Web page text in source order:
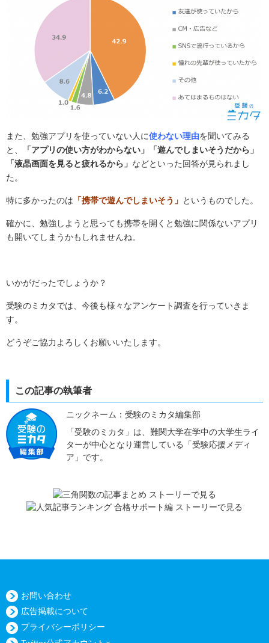
また、勉強アプリを使っていない人に使わない理由を聞いてみる
と、
「アプリの使い方がわからない」「遊んでしまいそうだから」
「液晶画面を見ると疲れるから」 などといった回答が見られまし
た。
特に多かったのは 「携帯で遊んでしまいそう」 というものでした。
確かに、勉強しようと思っても携帯を開くと勉強に関係ないアプリ
も開いてしまうかもしれませんね。
いかがだったでしょうか？
受験のミカタでは、今後も様々なアンケート調査を行っていきま
す。
どうぞご協力よろしくお願いいたします。
この記事の執筆者
ニックネーム：受験のミカタ編集部
「受験のミカタ」は、難関大学在学中の大学生ライ
ターが中心となり運営している「受験応援メディ
ア」です。
お問い合わせ
広告掲載について
プライバシーポリシー